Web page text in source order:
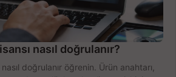
nasıl doğrulanır?
nasıl doğrulanır öğrenin. Ürün anahtarı,